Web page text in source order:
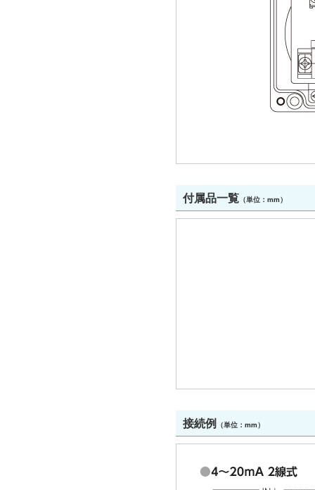
付属品一覧 （単位：mm）
接続例 （単位：mm）